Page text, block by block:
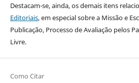
Destacam-se, ainda, os demais itens
Editoriais, em especial sobre a Missão e
Publicação, Processo de Avaliação pelos
Livre.
Como Citar